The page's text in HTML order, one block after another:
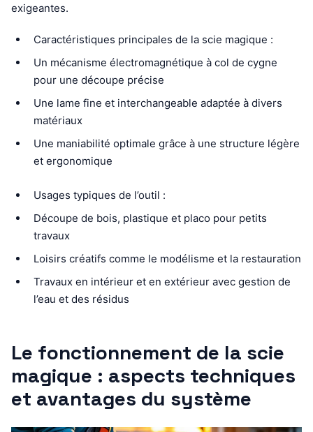
exigeantes.
Caractéristiques principales de la scie magique :
Un mécanisme électromagnétique à col de cygne
pour une découpe précise
Une lame fine et interchangeable adaptée à divers
matériaux
Une maniabilité optimale grâce à une structure légère
et ergonomique
Usages typiques de l’outil :
Découpe de bois, plastique et placo pour petits
travaux
Loisirs créatifs comme le modélisme et la restauration
Travaux en intérieur et en extérieur avec gestion de
l’eau et des résidus
Le fonctionnement de la scie
magique : aspects techniques
et avantages du système